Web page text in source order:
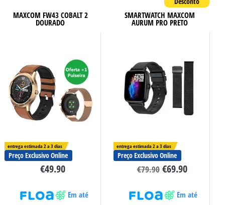
MAXCOM FW43 COBALT 2
DOURADO
entrega estimada 2 a 3 dias
Preço Exclusivo Online
€49.90
Em até
SMARTWATCH MAXCOM
AURUM PRO PRETO
entrega estimada 2 a 3 dias
Preço Exclusivo Online
€79.90 €69.90
Em até